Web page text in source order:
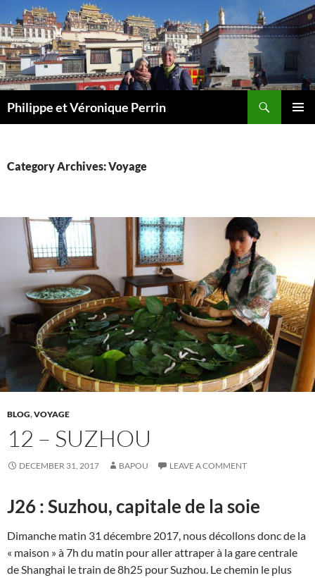
to
content
Philippe et Véronique Perrin
Category Archives: Voyage
BLOG,VOYAGE
12 – SUZHOU
DECEMBER 31, 2017 BAPOU LEAVE A COMMENT
J26 : Suzhou, capitale de la soie
Dimanche matin 31 décembre 2017, nous décollons donc de la
« maison » à 7h du matin pour aller attraper à la gare centrale
de Shanghai le train de 8h25 pour Suzhou. Le chemin le plus